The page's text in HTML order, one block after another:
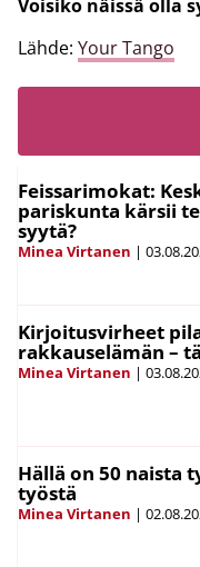
Voisiko näissä olla
Lähde: Your Tango
Feissarimokat:
pariskunta kärsii
syytä?
Minea Virtanen |
Kirjoitusvirheet
rakkauselämän –
Minea Virtanen |
Hällä on 50 naista
työstä
Minea Virtanen |